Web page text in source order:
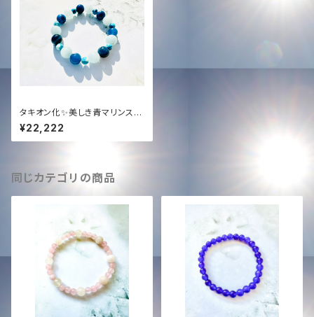
タキオン化✨美しき青マリンスノ
ー❄️オリジナルブレンドブレスレ
ット✨
¥22,222
同じカテゴリの商品